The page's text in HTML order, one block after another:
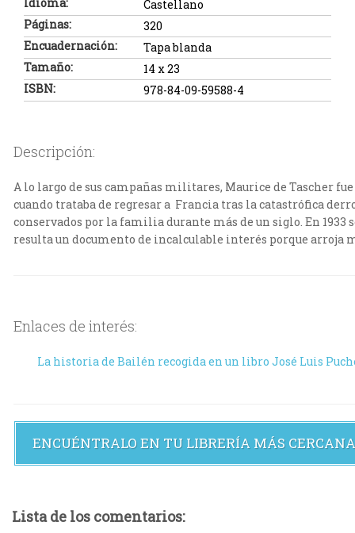
Idioma:
Castellano
Páginas:
320
Encuadernación:
Tapa blanda
Tamaño:
14 x 23
ISBN:
978-84-09-59588-4
Descripción:
A lo largo de sus campañas militares, Maurice de Tascher
cuando trataba de regresar a Francia tras la catastrófica
conservados por la familia durante más de un siglo. En
resulta un documento de incalculable interés porque arroja
Enlaces de interés:
La historia de Bailén recogida en un libro José Luis
ENCUÉNTRALO EN TU LIBRERÍA MÁS
Lista de los comentarios: